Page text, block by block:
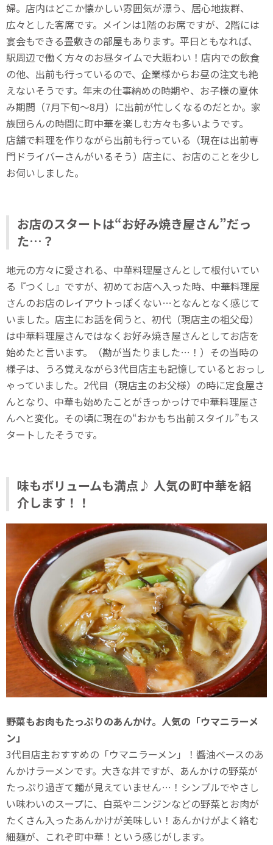
婦。店内はどこか懐かしい雰囲気が漂う、居心地抜群、
広々とした客席です。メインは1階のお席ですが、2階には
宴会もできる畳敷きの部屋もあります。平日ともなれば、
駅周辺で働く方々のお昼タイムで大賑わい！店内での飲食
の他、出前も行っているので、企業様からお昼の注文も絶
えないそうです。年末の仕事納めの時期や、お子様の夏休
み期間（7月下旬～8月）に出前が忙しくなるのだとか。家
族団らんの時間に町中華を楽しむ方々も多いようです。
店舗で料理を作りながら出前も行っている（現在は出前専
門ドライバーさんがいるそう）店主に、お店のことを少し
お伺いしました。
お店のスタートは“お好み焼き屋さん”だっ
た…？
地元の方々に愛される、中華料理屋さんとして根付いてい
る『つくし』ですが、初めてお店へ入った時、中華料理屋
さんのお店のレイアウトっぽくない…となんとなく感じて
いました。店主にお話を伺うと、初代（現店主の祖父母）
は中華料理屋さんではなくお好み焼き屋さんとしてお店を
始めたと言います。（勘が当たりました…！）その当時の
様子は、うろ覚えながら3代目店主も記憶しているとおっし
ゃっていました。2代目（現店主のお父様）の時に定食屋さ
んとなり、中華も始めたことがきっかっけで中華料理屋さ
んへと変化。その頃に現在の“おかもち出前スタイル”もス
タートしたそうです。
味もボリュームも満点♪ 人気の町中華を紹
介します！！
野菜もお肉もたっぷりのあんかけ。人気の「ウマニラーメ
ン」
3代目店主おすすめの「ウマニラーメン」！醬油ベースのあ
んかけラーメンです。大きな丼ですが、あんかけの野菜が
たっぷり過ぎて麺が見えていません…！シンプルでやさし
い味わいのスープに、白菜やニンジンなどの野菜とお肉が
たくさん入ったあんかけが美味しい！あんかけがよく絡む
細麺が、これぞ町中華！という感じがします。